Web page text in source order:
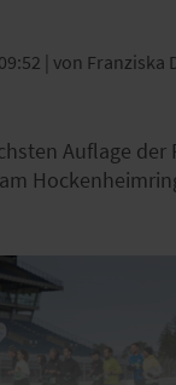
| von
Auflage